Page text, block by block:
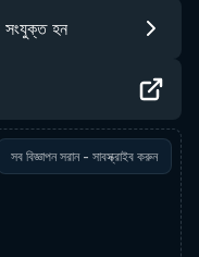
হন
সব বিজ্ঞাপন সরান - সাবস্ক্রাইব করুন